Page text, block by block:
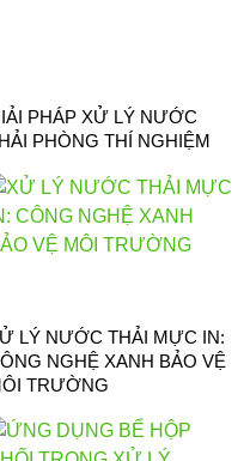
PHÁP XỬ LÝ NƯỚC
PHÒNG THÍ NGHIỆM
LÝ NƯỚC THẢI MỰC IN:
NGHỆ XANH BẢO VỆ
TRƯỜNG